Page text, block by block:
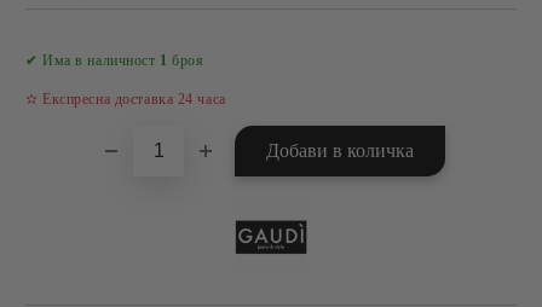
✔ Има в наличност 1 броя
✫ Експресна доставка 24 часа